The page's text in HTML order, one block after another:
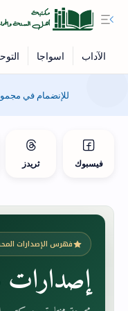
للإنضمام في
فيسبوك ثريدز
فهرس الإصدارات
إصدارات